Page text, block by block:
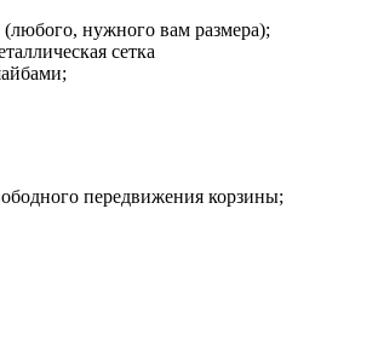
(любого, нужного вам размера);
передвижения корзины;